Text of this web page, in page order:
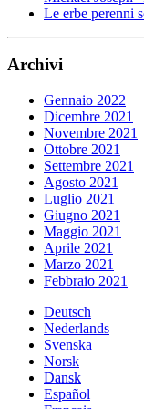
Le erbe perenni
Archivi
Gennaio 2022
Dicembre 2021
Novembre 2021
Ottobre 2021
Settembre 2021
Agosto 2021
Luglio 2021
Giugno 2021
Maggio 2021
Aprile 2021
Marzo 2021
Febbraio 2021
Deutsch
Nederlands
Svenska
Norsk
Dansk
Español